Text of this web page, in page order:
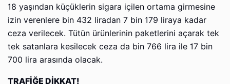
18 yaşından küçüklerin sigara içilen ortama girmesine
izin verenlere bin 432 liradan 7 bin 179 liraya kadar
ceza verilecek. Tütün ürünlerinin paketlerini açarak tek
tek satanlara kesilecek ceza da bin 766 lira ile 17 bin
700 lira arasında olacak.
TRAFİĞE DİKKAT!